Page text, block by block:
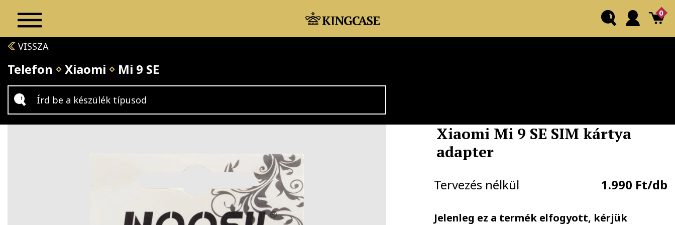
0
VISSZA
Telefon Xiaomi Mi 9 SE
Xiaomi Mi 9 SE SIM kártya
adapter
Tervezés nélkül 1.990 Ft/db
Jelenleg ez a termék elfogyott, kérjük